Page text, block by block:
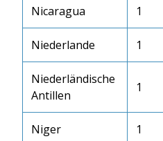
Nicaragua 1
Niederlande 1
Niederländische
Antillen
1
Niger 1